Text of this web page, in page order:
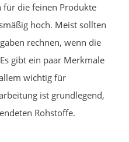
für die feinen Produkte
hoch. Meist sollten
rechnen, wenn die
gibt ein paar Merkmale
wichtig für
ist grundlegend,
Rohstoffe.